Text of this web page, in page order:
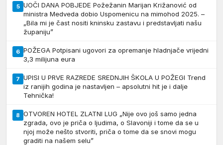
5 UOČI DANA POBJEDE Požežanin Marijan Križanović od
ministra Medveda dobio Uspomenicu na mimohod 2025. –
„Bila mi je čast nositi kninsku zastavu i predstavljati našu
županiju”
6 POŽEGA Potpisani ugovori za opremanje hladnjače vrijedni
3,3 milijuna eura
7 UPISI U PRVE RAZREDE SREDNJIH ŠKOLA U POŽEGI Trend
iz ranijih godina je nastavljen – apsolutni hit je i dalje
Tehnička!
8 OTVOREN HOTEL ZLATNI LUG „Nije ovo još samo jedna
zgrada, ovo je priča o ljudima, o Slavoniji i tome da se u
njoj može nešto stvoriti, priča o tome da se snovi mogu
graditi na našem selu”